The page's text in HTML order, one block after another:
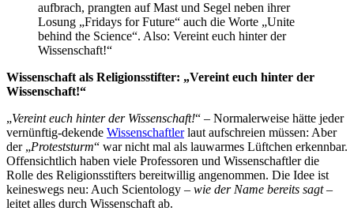
aufbrach, prangten auf Mast und Segel neben ihrer
Losung „Fridays for Future“ auch die Worte „Unite
behind the Science“. Also: Vereint euch hinter der
Wissenschaft!“
Wissenschaft als Religionsstifter: „Vereint euch hinter der
Wissenschaft!“
„Vereint euch hinter der Wissenschaft!“ – Normalerweise hätte jeder
vernünftig-dekende Wissenschaftlerlaut aufschreien müssen: Aber
der „Proteststurm“ war nicht mal als lauwarmes Lüftchen erkennbar.
Offensichtlich haben viele Professoren und Wissenschaftler die
Rolle des Religionsstifters bereitwillig angenommen. Die Idee ist
keineswegs neu: Auch Scientology – wie der Name bereits sagt–
leitet alles durch Wissenschaft ab.